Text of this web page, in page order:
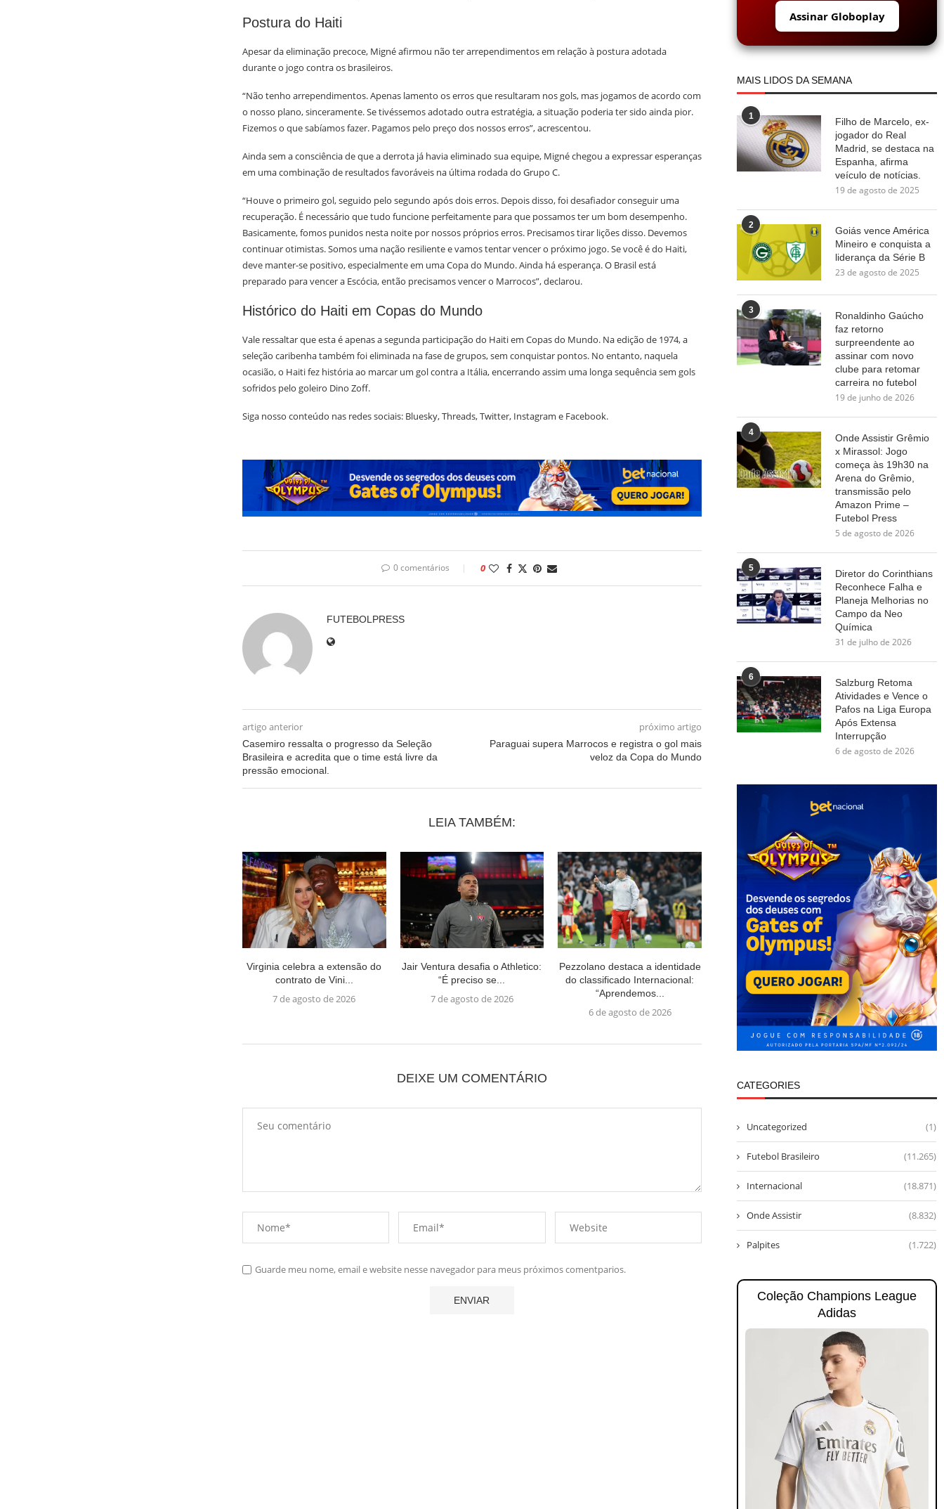
Postura do Haiti
Apesar da eliminação precoce, Migné afirmou não ter arrependimentos em relação à postura adotada
durante o jogo contra os brasileiros.
“Não tenho arrependimentos. Apenas lamento os erros que resultaram nos gols, mas jogamos de acordo com
o nosso plano, sinceramente. Se tivéssemos adotado outra estratégia, a situação poderia ter sido ainda pior.
Fizemos o que sabíamos fazer. Pagamos pelo preço dos nossos erros”, acrescentou.
Ainda sem a consciência de que a derrota já havia eliminado sua equipe, Migné chegou a expressar esperanças
em uma combinação de resultados favoráveis na última rodada do Grupo C.
“Houve o primeiro gol, seguido pelo segundo após dois erros. Depois disso, foi desafiador conseguir uma
recuperação. É necessário que tudo funcione perfeitamente para que possamos ter um bom desempenho.
Basicamente, fomos punidos nesta noite por nossos próprios erros. Precisamos tirar lições disso. Devemos
continuar otimistas. Somos uma nação resiliente e vamos tentar vencer o próximo jogo. Se você é do Haiti,
deve manter-se positivo, especialmente em uma Copa do Mundo. Ainda há esperança. O Brasil está
preparado para vencer a Escócia, então precisamos vencer o Marrocos”, declarou.
Histórico do Haiti em Copas do Mundo
Vale ressaltar que esta é apenas a segunda participação do Haiti em Copas do Mundo. Na edição de 1974, a
seleção caribenha também foi eliminada na fase de grupos, sem conquistar pontos. No entanto, naquela
ocasião, o Haiti fez história ao marcar um gol contra a Itália, encerrando assim uma longa sequência sem gols
sofridos pelo goleiro Dino Zoff.
Siga nosso conteúdo nas redes sociais: Bluesky, Threads, Twitter, Instagram e Facebook.
0 comentários 0
FUTEBOLPRESS
artigo anterior
Casemiro ressalta o progresso da Seleção
Brasileira e acredita que o time está livre da
pressão emocional.
próximo artigo
Paraguai supera Marrocos e registra o gol mais
veloz da Copa do Mundo
LEIA TAMBÉM:
Virginia celebra a extensão do
contrato de Vini...
7 de agosto de 2026
Jair Ventura desafia o Athletico:
“É preciso se...
7 de agosto de 2026
Pezzolano destaca a identidade
do classificado Internacional:
“Aprendemos...
6 de agosto de 2026
DEIXE UM COMENTÁRIO
Guarde meu nome, email e website nesse navegador para meus próximos comentparios.
Assinar Globoplay
MAIS LIDOS DA SEMANA
1
Filho de Marcelo, ex-
jogador do Real
Madrid, se destaca na
Espanha, afirma
veículo de notícias.
19 de agosto de 2025
2
Goiás vence América
Mineiro e conquista a
liderança da Série B
23 de agosto de 2025
3
Ronaldinho Gaúcho
faz retorno
surpreendente ao
assinar com novo
clube para retomar
carreira no futebol
19 de junho de 2026
4
Onde Assistir Grêmio
x Mirassol: Jogo
começa às 19h30 na
Arena do Grêmio,
transmissão pelo
Amazon Prime –
Futebol Press
5 de agosto de 2026
5
Diretor do Corinthians
Reconhece Falha e
Planeja Melhorias no
Campo da Neo
Química
31 de julho de 2026
6
Salzburg Retoma
Atividades e Vence o
Pafos na Liga Europa
Após Extensa
Interrupção
6 de agosto de 2026
CATEGORIES
Uncategorized (1)
Futebol Brasileiro (11.265)
Internacional (18.871)
Onde Assistir (8.832)
Palpites (1.722)
Coleção Champions League
Adidas